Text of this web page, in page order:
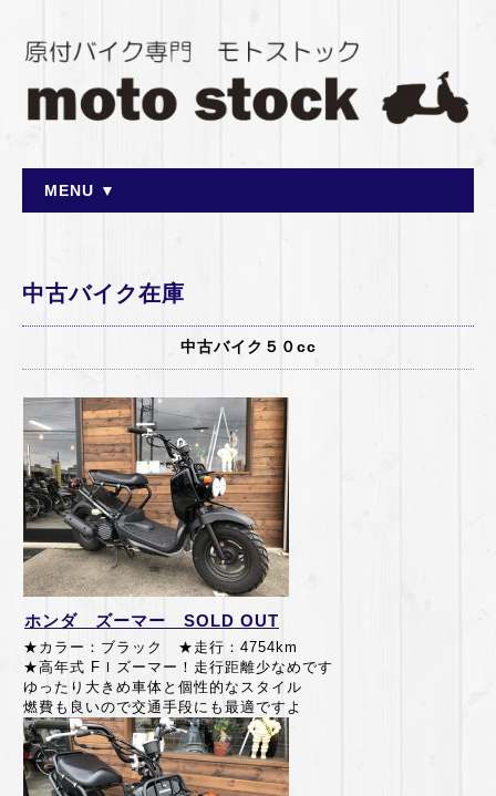
MENU ▼
中古バイク在庫
中古バイク５０cc
ホンダ ズーマー SOLD OUT
★カラー：ブラック ★走行：4754km
★高年式 FＩズーマー！走行距離少なめです
ゆったり大きめ車体と個性的なスタイル
燃費も良いので交通手段にも最適ですよ